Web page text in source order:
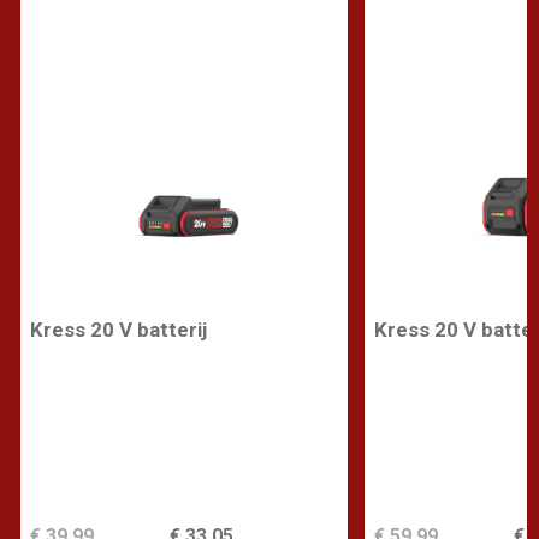
Kress 20 V batterij Kress 20 V